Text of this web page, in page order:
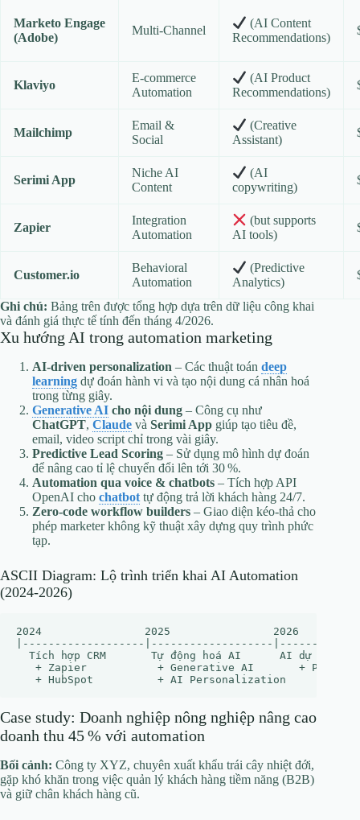
Marketo Engage
(Adobe)
Multi‑Channel
(AI Content
Recommendations)
Klaviyo
E‑commerce
Automation
(AI Product
Recommendations)
Mailchimp
Email &
Social
(Creative
Assistant)
Serimi App
Niche AI
Content
(AI
copywriting)
Zapier
Integration
Automation
(but supports
AI tools)
Customer.io
Behavioral
Automation
(Predictive
Analytics)
Ghi chú: Bảng trên được tổng hợp dựa trên dữ liệu công khai
và đánh giá thực tế tính đến tháng 4/2026.
Xu hướng AI trong automation marketing
AI‑driven personalization – Các thuật toán deep
learning dự đoán hành vi và tạo nội dung cá nhân hoá
trong từng giây.
Generative AI cho nội dung – Công cụ như
ChatGPT, Claude và Serimi App giúp tạo tiêu đề,
email, video script chỉ trong vài giây.
Predictive Lead Scoring – Sử dụng mô hình dự đoán
để nâng cao tỉ lệ chuyển đổi lên tới 30 %.
Automation qua voice & chatbots – Tích hợp API
OpenAI cho chatbot tự động trả lời khách hàng 24/7.
Zero‑code workflow builders – Giao diện kéo‑thả cho
phép marketer không kỹ thuật xây dựng quy trình phức
tạp.
ASCII Diagram: Lộ trình triển khai AI Automation
(2024‑2026)
2024                2025                2026
|-------------------|-------------------
Tích hợp CRM       Tự động hoá AI      AI dự đoán
+ Zapier           + Generative AI       +
Case study: Doanh nghiệp nông nghiệp nâng cao
doanh thu 45 % với automation
Bối cảnh: Công ty XYZ, chuyên xuất khẩu trái cây nhiệt đới,
gặp khó khăn trong việc quản lý khách hàng tiềm năng (B2B)
và giữ chân khách hàng cũ.